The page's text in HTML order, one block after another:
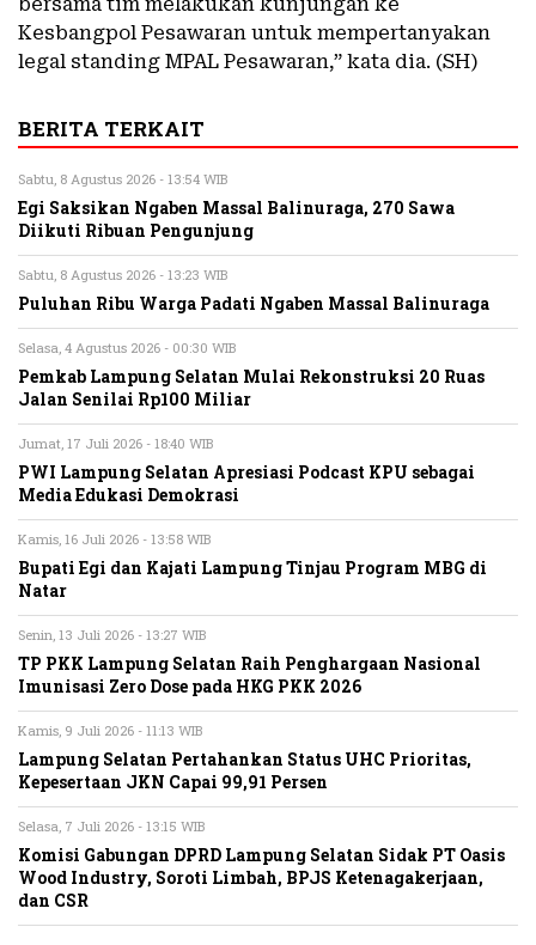
Kesbangpol Pesawaran untuk mempertanyakan
legal standing MPAL Pesawaran,” kata dia. (SH)
BERITA TERKAIT
Sabtu, 8 Agustus 2026 - 13:54 WIB
Egi Saksikan Ngaben Massal Balinuraga, 270 Sawa
Diikuti Ribuan Pengunjung
Sabtu, 8 Agustus 2026 - 13:23 WIB
Puluhan Ribu Warga Padati Ngaben Massal Balinuraga
Selasa, 4 Agustus 2026 - 00:30 WIB
Pemkab Lampung Selatan Mulai Rekonstruksi 20 Ruas
Jalan Senilai Rp100 Miliar
Jumat, 17 Juli 2026 - 18:40 WIB
PWI Lampung Selatan Apresiasi Podcast KPU sebagai
Media Edukasi Demokrasi
Kamis, 16 Juli 2026 - 13:58 WIB
Bupati Egi dan Kajati Lampung Tinjau Program MBG di
Natar
Senin, 13 Juli 2026 - 13:27 WIB
TP PKK Lampung Selatan Raih Penghargaan Nasional
Imunisasi Zero Dose pada HKG PKK 2026
Kamis, 9 Juli 2026 - 11:13 WIB
Lampung Selatan Pertahankan Status UHC Prioritas,
Kepesertaan JKN Capai 99,91 Persen
Selasa, 7 Juli 2026 - 13:15 WIB
Komisi Gabungan DPRD Lampung Selatan Sidak PT Oasis
Wood Industry, Soroti Limbah, BPJS Ketenagakerjaan,
dan CSR